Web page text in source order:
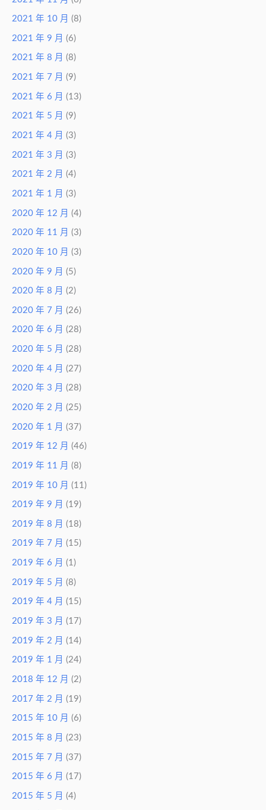
2021 年 10 月 (8)
2021 年 9 月 (6)
2021 年 8 月 (8)
2021 年 7 月 (9)
2021 年 6 月 (13)
2021 年 5 月 (9)
2021 年 4 月 (3)
2021 年 3 月 (3)
2021 年 2 月 (4)
2021 年 1 月 (3)
2020 年 12 月 (4)
2020 年 11 月 (3)
2020 年 10 月 (3)
2020 年 9 月 (5)
2020 年 8 月 (2)
2020 年 7 月 (26)
2020 年 6 月 (28)
2020 年 5 月 (28)
2020 年 4 月 (27)
2020 年 3 月 (28)
2020 年 2 月 (25)
2020 年 1 月 (37)
2019 年 12 月 (46)
2019 年 11 月 (8)
2019 年 10 月 (11)
2019 年 9 月 (19)
2019 年 8 月 (18)
2019 年 7 月 (15)
2019 年 6 月 (1)
2019 年 5 月 (8)
2019 年 4 月 (15)
2019 年 3 月 (17)
2019 年 2 月 (14)
2019 年 1 月 (24)
2018 年 12 月 (2)
2017 年 2 月 (19)
2015 年 10 月 (6)
2015 年 8 月 (23)
2015 年 7 月 (37)
2015 年 6 月 (17)
2015 年 5 月 (4)